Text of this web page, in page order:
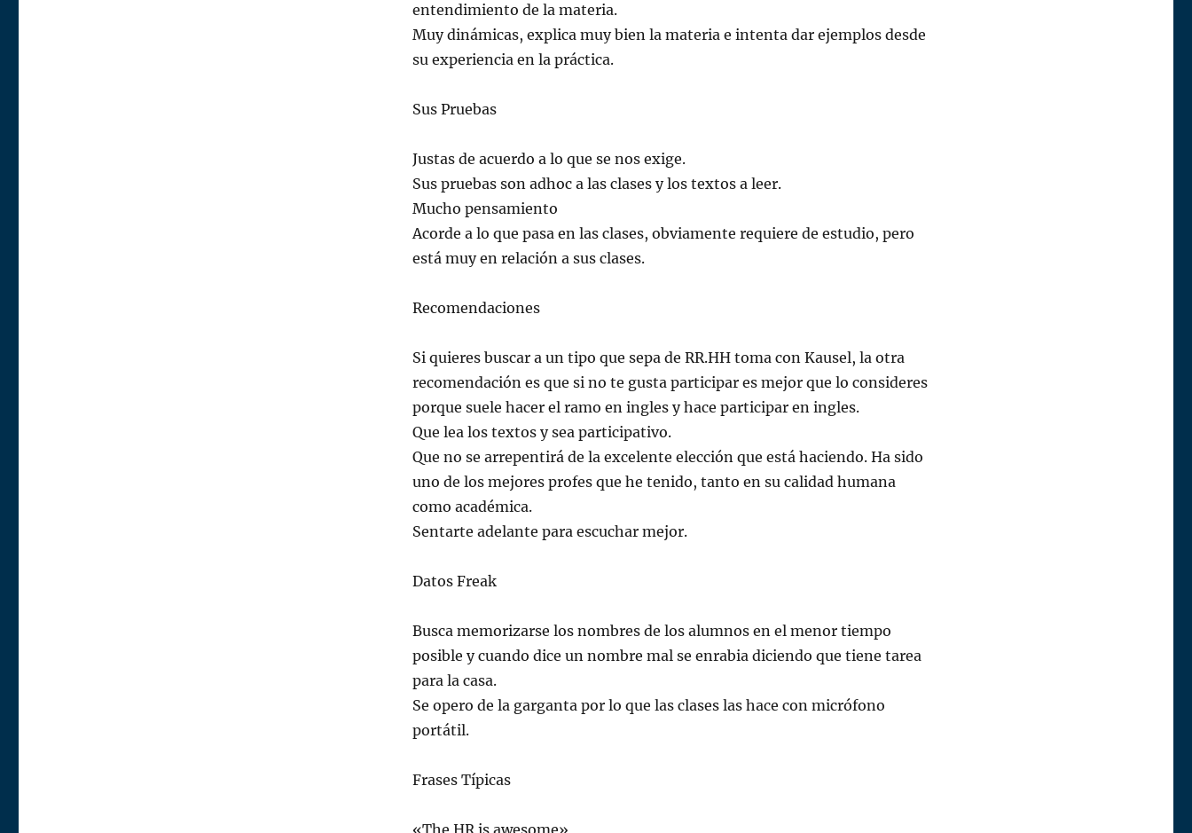
entendimiento de la materia.
Muy dinámicas, explica muy bien la materia e intenta dar ejemplos desde
su experiencia en la práctica.
Sus Pruebas
Justas de acuerdo a lo que se nos exige.
Sus pruebas son adhoc a las clases y los textos a leer.
Mucho pensamiento
Acorde a lo que pasa en las clases, obviamente requiere de estudio, pero
está muy en relación a sus clases.
Recomendaciones
Si quieres buscar a un tipo que sepa de RR.HH toma con Kausel, la otra
recomendación es que si no te gusta participar es mejor que lo consideres
porque suele hacer el ramo en ingles y hace participar en ingles.
Que lea los textos y sea participativo.
Que no se arrepentirá de la excelente elección que está haciendo. Ha sido
uno de los mejores profes que he tenido, tanto en su calidad humana
como académica.
Sentarte adelante para escuchar mejor.
Datos Freak
Busca memorizarse los nombres de los alumnos en el menor tiempo
posible y cuando dice un nombre mal se enrabia diciendo que tiene tarea
para la casa.
Se opero de la garganta por lo que las clases las hace con micrófono
portátil.
Frases Típicas
«The HR is awesome»